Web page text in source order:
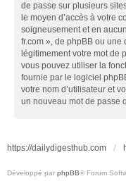
de passe sur plusieurs
le moyen d’accès à votre
soigneusement et en
fr.com », de phpBB ou une
légitimement votre mot de
vous pouvez utiliser la
fournie par le logiciel
votre nom d’utilisateur et
un nouveau mot de passe
https://dailydigesthub.com
Développé par phpBB® Forum